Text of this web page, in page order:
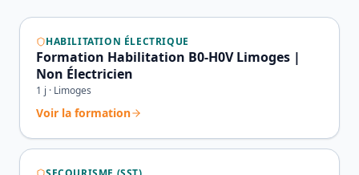
HABILITATION ÉLECTRIQUE
Formation Habilitation B0-H0V Limoges |
Non Électricien
1 j · Limoges
Voir la formation